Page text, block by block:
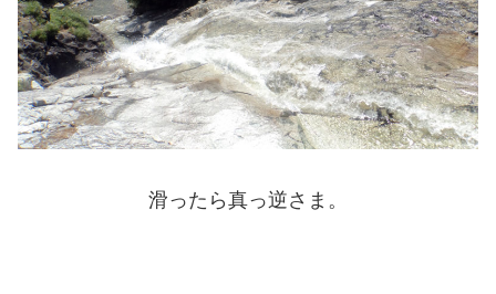
滑ったら真っ逆さま。